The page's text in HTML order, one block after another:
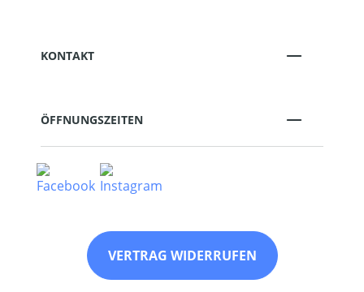
KONTAKT
ÖFFNUNGSZEITEN
VERTRAG WIDERRUFEN